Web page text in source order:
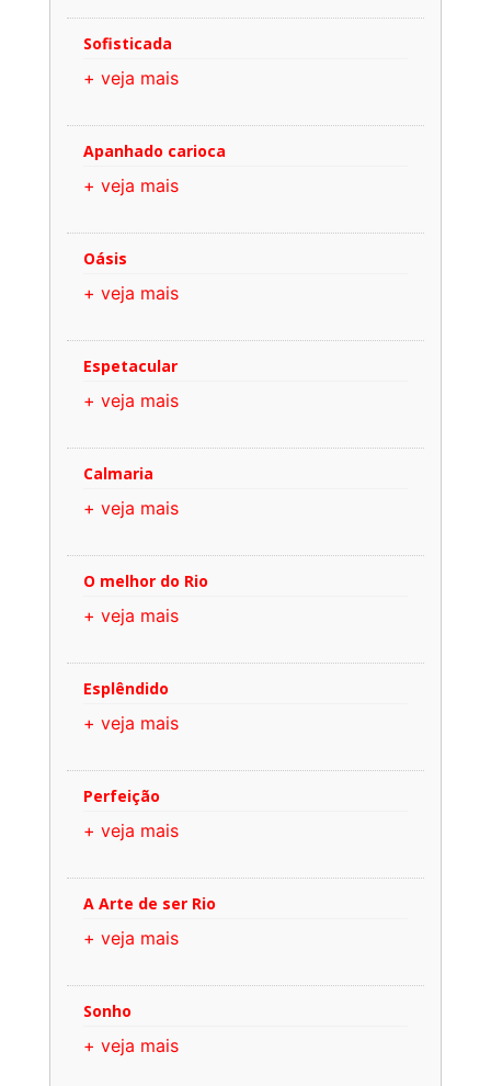
Sofisticada
+ veja mais
Apanhado carioca
+ veja mais
Oásis
+ veja mais
Espetacular
+ veja mais
Calmaria
+ veja mais
O melhor do Rio
+ veja mais
Esplêndido
+ veja mais
Perfeição
+ veja mais
A Arte de ser Rio
+ veja mais
Sonho
+ veja mais